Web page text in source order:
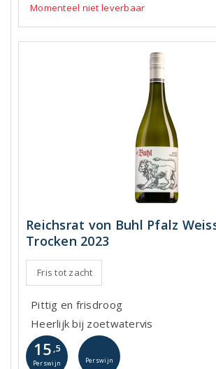
Momenteel niet leverbaar
Reichsrat von Buhl Pfalz
Trocken 2023
Fris tot zacht
Pittig en frisdroog
Heerlijk bij zoetwatervis
15 ,5
Perswijn Perswijn